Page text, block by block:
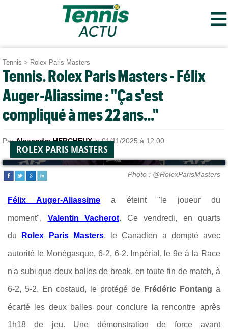
≡
Tennis > Rolex Paris Masters
Tennis. Rolex Paris Masters - Félix
Auger-Aliassime : "Ça s'est
compliqué à mes 22 ans..."
ParAlexandre HERCHEUXle 01/11/2025 à 12:00
ROLEX PARIS MASTERS
Photo : @RolexParisMasters
Félix Auger-Aliassime a éteint "le joueur du
moment", Valentin Vacherot. Ce vendredi, en quarts
du Rolex Paris Masters, le Canadien a dompté avec
autorité le Monégasque, 6-2, 6-2. Impérial, le 9e à la Race
n'a subi que deux balles de break, en toute fin de match, à
6-2, 5-2. En costaud, le protégé de Frédéric Fontang a
écarté les deux balles pour conclure la rencontre après
1h18 de jeu. Une démonstration de force avant